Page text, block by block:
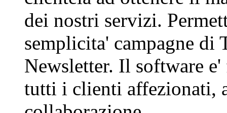
dei nostri servizi.
semplicita' campagne di
Newsletter. Il software
tutti i clienti affezionati,